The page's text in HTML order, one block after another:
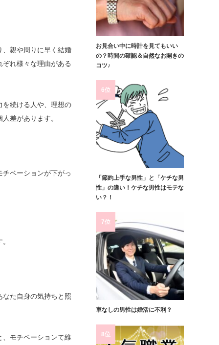
、親や周りに早く結婚
れ様々な理由がある
を続ける人や、理想の
差があります。
ベーションが下がっ
た自身の気持ちと照
、モチベーションて維
お見合い中に時計を見てもいい
の？時間の確認＆自然なお開きの
コツ♪
6位
「節約上手な男性」と「ケチな男
性」の違い！ケチな男性はモテな
い？！
7位
車なしの男性は婚活に不利？
8位